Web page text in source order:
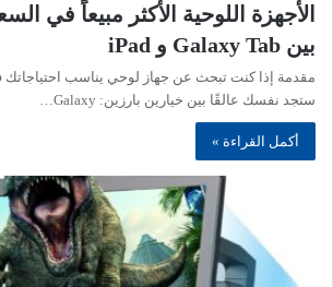
الأجهزة اللوحية الأكثر مبيعاً في
بين Galaxy Tab و iPad
مقدمة إذا كنت تبحث عن جهاز لوحي يناسب احتياجاتك
ستجد نفسك عالقًا بين خيارين بارزين: Galaxy…
أكمل القراءة »